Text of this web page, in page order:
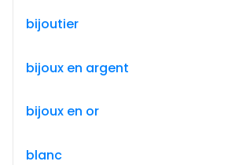
bijoutier
bijoux en argent
bijoux en or
blanc